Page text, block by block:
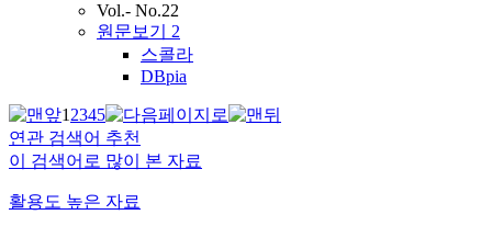
Vol.- No.22
원문보기 2
스콜라
DBpia
12345
연관 검색어 추천
이 검색어로 많이 본 자료
활용도 높은 자료